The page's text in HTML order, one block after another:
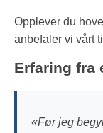
Opplever du
anbefaler vi vårt
Erfaring fra
«Før jeg